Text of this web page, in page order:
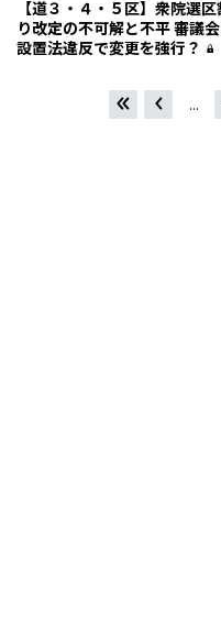
【道３・４・５区】衆院選区
り改定の不可解と不平 審議
設置法違反で変更を強行？
«« ...